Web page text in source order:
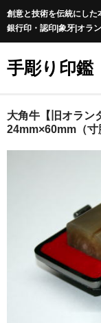
創意と技術を伝統にした
銀行印・認印|象牙|オラ
手彫り印鑑
夢印TOP
一級印章彫刻技能
印鑑の材質
印鑑の種類
大角牛【旧オラ
24mm×60mm（寸